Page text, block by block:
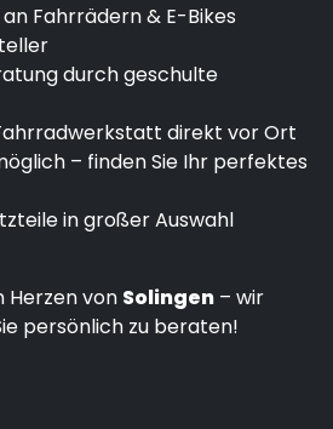
Fahrrädern & E-Bikes
durch geschulte
direkt vor Ort
– finden Sie Ihr perfektes
in großer Auswahl
Herzen von Solingen – wir
persönlich zu beraten!